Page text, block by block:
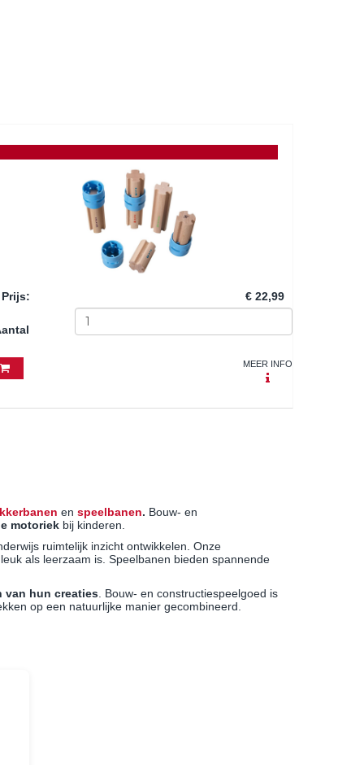
Prijs: € 22,99
MEER INFO
en speelbanen. Bouw- en
motoriek bij kinderen.
ruimtelijk inzicht ontwikkelen. Onze
als leerzaam is. Speelbanen bieden spannende
van hun creaties. Bouw- en constructiespeelgoed is
op een natuurlijke manier gecombineerd.